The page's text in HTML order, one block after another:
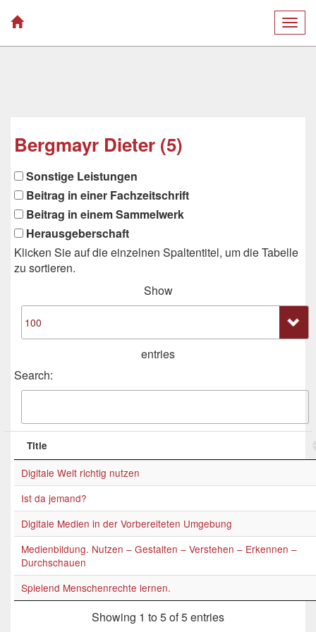
Bergmayr Dieter (5)
Sonstige Leistungen
Beitrag in einer Fachzeitschrift
Beitrag in einem Sammelwerk
Herausgeberschaft
Klicken Sie auf die einzelnen Spaltentitel, um die Tabelle
zu sortieren.
Show
entries
Search:
Title
Digitale Welt richtig nutzen
Ist da jemand?
Digitale Medien in der Vorbereiteten Umgebung
Medienbildung. Nutzen – Gestalten – Verstehen – Erkennen –
Durchschauen
Spielend Menschenrechte lernen.
Showing 1 to 5 of 5 entries